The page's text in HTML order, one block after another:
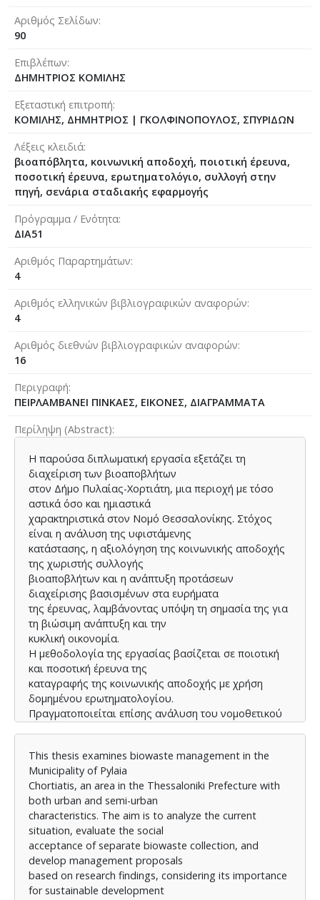
Αριθμός Σελίδων
90
Επιβλέπων
ΔΗΜΗΤΡΙΟΣ ΚΟΜΙΛΗΣ
Εξεταστική επιτροπή
ΚΟΜΙΛΗΣ, ΔΗΜΗΤΡΙΟΣ | ΓΚΟΛΦΙΝΟΠΟΥΛΟΣ, ΣΠΥΡΙΔΩΝ
Λέξεις κλειδιά
βιοαπόβλητα, κοινωνική αποδοχή, ποιοτική έρευνα,
ποσοτική έρευνα, ερωτηματολόγιο, συλλογή στην
πηγή, σενάρια σταδιακής εφαρμογής
Πρόγραμμα / Ενότητα
ΔΙΑ51
Αριθμός Παραρτημάτων
4
Αριθμός ελληνικών βιβλιογραφικών αναφορών
4
Αριθμός διεθνών βιβλιογραφικών αναφορών
16
Περιγραφή
ΠΕΙΡΛΑΜΒΑΝΕΙ ΠΙΝΚΑΕΣ, ΕΙΚΟΝΕΣ, ΔΙΑΓΡΑΜΜΑΤΑ
Περίληψη (Abstract)
Η παρούσα διπλωματική εργασία εξετάζει τη
διαχείριση των βιοαποβλήτων
στον Δήμο Πυλαίας-Χορτιάτη, μια περιοχή με τόσο
αστικά όσο και ημιαστικά
χαρακτηριστικά στον Νομό Θεσσαλονίκης. Στόχος
είναι η ανάλυση της υφιστάμενης
κατάστασης, η αξιολόγηση της κοινωνικής αποδοχής
της χωριστής συλλογής
βιοαποβλήτων και η ανάπτυξη προτάσεων
διαχείρισης βασισμένων στα ευρήματα
της έρευνας, λαμβάνοντας υπόψη τη σημασία της για
τη βιώσιμη ανάπτυξη και την
κυκλική οικονομία.
Η μεθοδολογία της εργασίας βασίζεται σε ποιοτική
και ποσοτική έρευνα της
καταγραφής της κοινωνικής αποδοχής με χρήση
δομημένου ερωτηματολογίου.
Πραγματοποιείται επίσης ανάλυση του νομοθετικού
και μελέτη περίπτωσης του
Δήμου Πυλαίας-Χορτιάτη για την ανάπτυξη σεναρίων
εφαρμογής της χωριστής
συλλογής βιοαποβλήτων.
Το θεωρητικό μέρος της εργασίας ορίζει τα
βιοαπόβλητα ως βιοδιασπώμενα
οργανικά απορρίμματα από κήπους, πάρκα, τρόφιμα
και μαγειρεία, τονίζοντας την
αξιοποίησή τους ως ανανεώσιμη πηγή.
Παρουσιάζονται οι βασικές κατηγορίες και τα
This thesis examines biowaste management in the
Municipality of Pylaia
Chortiatis, an area in the Thessaloniki Prefecture with
both urban and semi-urban
characteristics. The aim is to analyze the current
situation, evaluate the social
acceptance of separate biowaste collection, and
develop management proposals
based on research findings, considering its importance
for sustainable development